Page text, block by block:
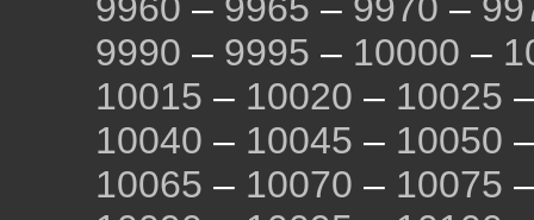
9960 – 9965 – 9970 –
9990 – 9995 – 10000 –
10015 – 10020 – 10025
10040 – 10045 – 10050
10065 – 10070 – 10075